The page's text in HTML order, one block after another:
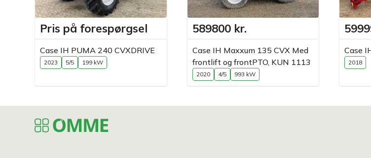
Pris på forespørgsel
Case IH PUMA 240 CVXDRIVE
2023 5/5 199 kW
589800 kr.
Case IH Maxxum 135 CVX Med
frontlift og frontPTO, KUN 1113
2020 4/5 993 kW
Case
2018